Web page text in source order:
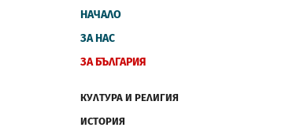
НАЧАЛО
ЗА НАС
ЗА БЪЛГАРИЯ
КУЛТУРА И РЕЛИГИЯ
ИСТОРИЯ